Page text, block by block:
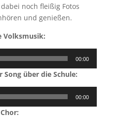
noch fleißig Fotos
und genießen.
Volksmusik:
00:00
Song über die Schule:
00:00